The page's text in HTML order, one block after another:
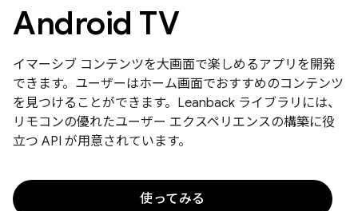
Android TV
イマーシブ コンテンツを大画面で楽しめるアプリを開発
できます。ユーザーはホーム画面でおすすめのコンテンツ
を見つけることができます。Leanback ライブラリには、
リモコンの優れたユーザー エクスペリエンスの構築に役
立つ API が用意されています。
使ってみる